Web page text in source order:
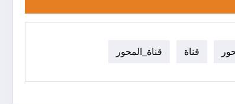
قناة قناة_المحور